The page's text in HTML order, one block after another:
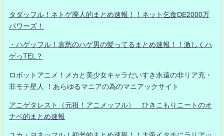
タダッフル！ネトゲ廃人的まとめ速報！！ネット乞食DE2000万
パワーズ！
・ハゲッフル！哀愁のハゲ男の髪ってるまとめ速報！！激しくハ
ゲっTEL？
ロボットアニメ！メカと美少女キャラだいすき永遠の非リア充・
非モテ星人 ！あらゆるマニアの為のマニアックサイト
アニゲタレスト（元祖！アニメッフル） ひきこもりニートのオ
ナベ的まとめ速報